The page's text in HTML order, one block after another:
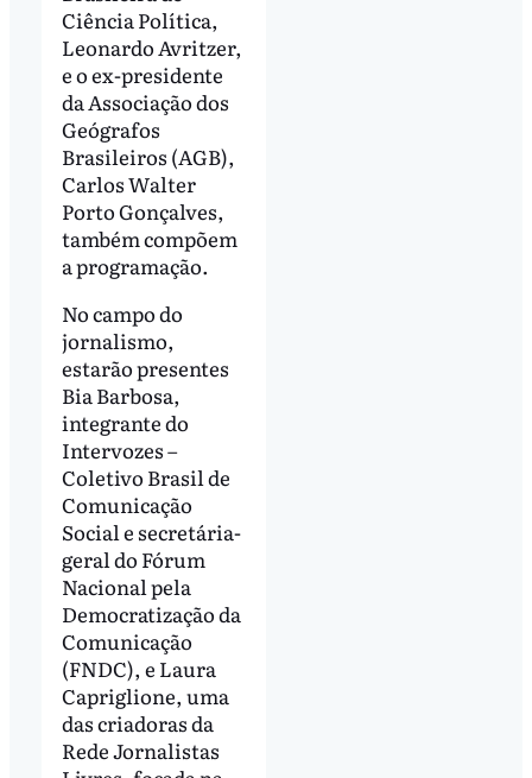
Ciência Política,
Leonardo Avritzer,
e o ex-presidente
da Associação dos
Geógrafos
Brasileiros (AGB),
Carlos Walter
Porto Gonçalves,
também compõem
a programação.
No campo do
jornalismo,
estarão presentes
Bia Barbosa,
integrante do
Intervozes –
Coletivo Brasil de
Comunicação
Social e secretária-
geral do Fórum
Nacional pela
Democratização da
Comunicação
(FNDC), e Laura
Capriglione, uma
das criadoras da
Rede Jornalistas